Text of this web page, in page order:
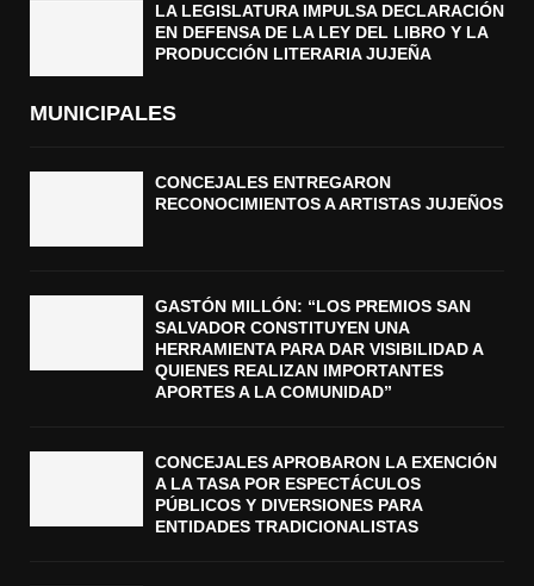
LA LEGISLATURA IMPULSA DECLARACIÓN
EN DEFENSA DE LA LEY DEL LIBRO Y LA
PRODUCCIÓN LITERARIA JUJEÑA
MUNICIPALES
CONCEJALES ENTREGARON
RECONOCIMIENTOS A ARTISTAS JUJEÑOS
GASTÓN MILLÓN: “LOS PREMIOS SAN
SALVADOR CONSTITUYEN UNA
HERRAMIENTA PARA DAR VISIBILIDAD A
QUIENES REALIZAN IMPORTANTES
APORTES A LA COMUNIDAD”
CONCEJALES APROBARON LA EXENCIÓN
A LA TASA POR ESPECTÁCULOS
PÚBLICOS Y DIVERSIONES PARA
ENTIDADES TRADICIONALISTAS